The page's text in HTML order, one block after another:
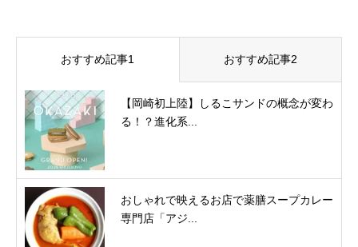
おすすめ記事1 おすすめ記事2
【岡崎初上陸】しるこサンドの概念が変わ
る！？進化系...
おしゃれで映えるお店で薬膳スープカレー
専門店「アジ...